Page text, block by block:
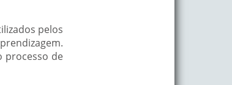
pelos
processo de